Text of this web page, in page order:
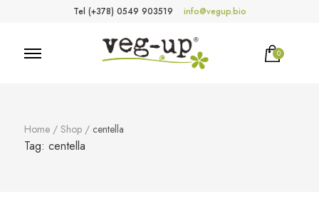
Tel (+378) 0549 903519 info@vegup.bio
0
Home / Shop / centella
Tag: centella